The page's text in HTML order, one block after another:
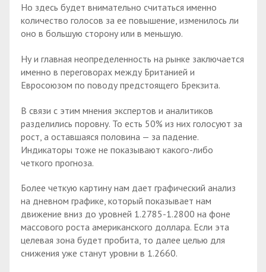
Но здесь будет внимательно считаться именно
количество голосов за ее повышение, изменилось ли
оно в большую сторону или в меньшую.
Ну и главная неопределенность на рынке заключается
именно в переговорах между Британией и
Евросоюзом по поводу предстоящего Брекзита.
В связи с этим мнения экспертов и аналитиков
разделились поровну. То есть 50% из них голосуют за
рост, а оставшаяся половина — за падение.
Индикаторы тоже не показывают какого-либо
четкого прогноза.
Более четкую картину нам дает графический анализ
на дневном графике, который показывает нам
движение вниз до уровней 1.2785-1.2800 на фоне
массового роста американского доллара. Если эта
целевая зона будет пробита, то далее целью для
снижения уже станут уровни в 1.2660.